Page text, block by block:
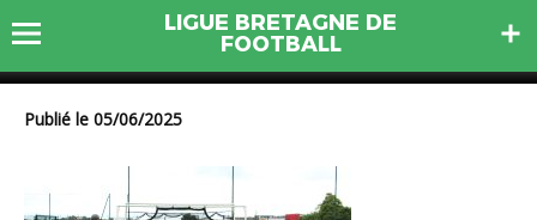
LIGUE BRETAGNE DE
FOOTBALL
IMG_6225
Publié le 05/06/2025